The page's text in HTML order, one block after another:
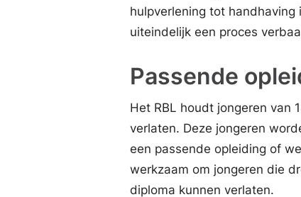
hulpverlening tot
uiteindelijk een proces
Passende
Het RBL houdt jongeren van
verlaten. Deze jongeren
een passende opleiding of
werkzaam om jongeren die
diploma kunnen verlaten.